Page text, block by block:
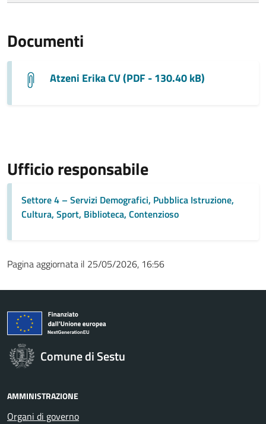
Documenti
Atzeni Erika CV (PDF - 130.40 kB)
Ufficio responsabile
Settore 4 – Servizi Demografici, Pubblica Istruzione,
Cultura, Sport, Biblioteca, Contenzioso
Pagina aggiornata il 25/05/2026, 16:56
Comune di Sestu
AMMINISTRAZIONE
Organi di governo